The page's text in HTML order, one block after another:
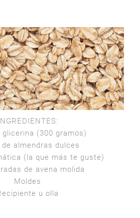
glicerina (300 gramos)
almendras dulces
(la que más te guste)
de avena molida
Moldes
u olla